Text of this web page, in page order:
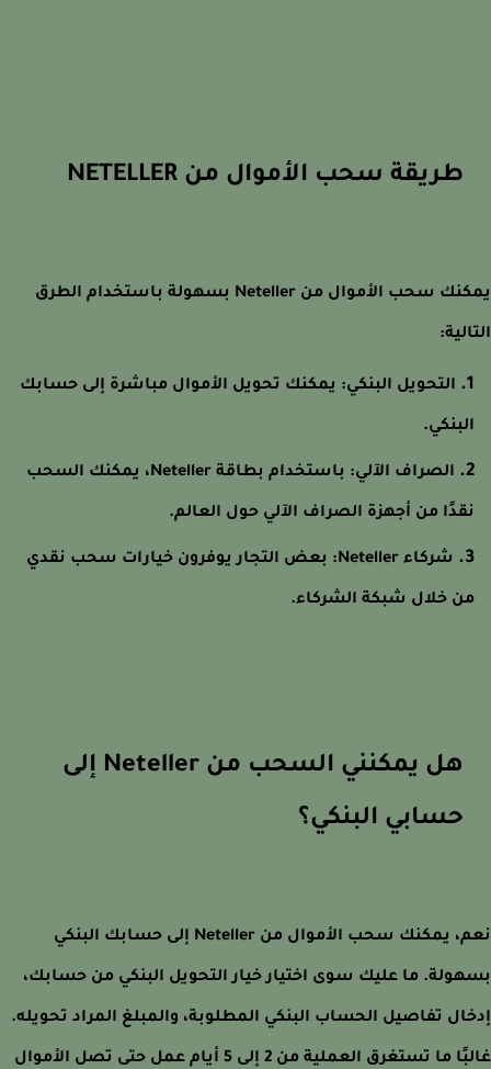
طريقة سحب الأموال من NETELLER
يمكنك سحب الأموال من Neteller بسهولة باستخدام الطرق
التحويل البنكي: يمكنك تحويل الأموال مباشرة إلى حسابك
الصراف الآلي: باستخدام بطاقة Neteller، يمكنك السحب
من أجهزة الصراف الآلي حول العالم.
شركاء Neteller: بعض التجار يوفرون خيارات سحب نقدي
خلال شبكة الشركاء.
هل يمكنني السحب من Neteller إلى
حسابي البنكي؟
نعم، يمكنك سحب الأموال من Neteller إلى حسابك البنكي
ما عليك سوى اختيار خيار التحويل البنكي من حسابك،
تفاصيل الحساب البنكي المطلوبة، والمبلغ المراد تحويله.
غالبًا ما تستغرق العملية من 2 إلى 5 أيام عمل حتى تصل الأموال